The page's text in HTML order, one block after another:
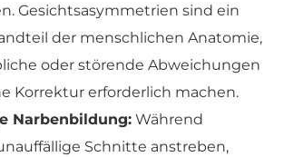
Gesichtsasymmetrien sind ein
der menschlichen Anatomie,
oder störende Abweichungen
Korrektur erforderlich machen.
Narbenbildung: Während
Schnitte anstreben,